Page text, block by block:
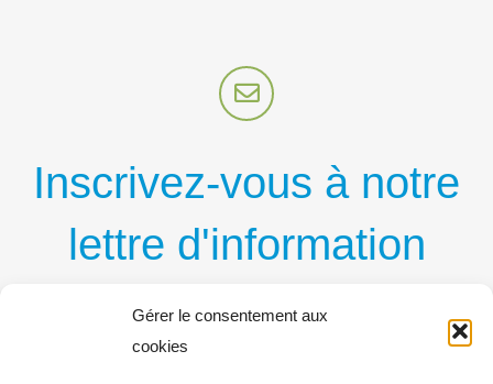
Gérer le consentement aux
cookies
Inscrivez-vous à notre
lettre d'information
par courriel